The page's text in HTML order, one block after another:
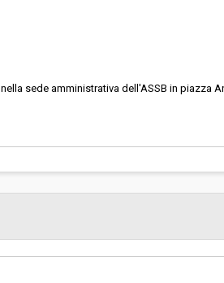
sede amministrativa dell'ASSB in piazza